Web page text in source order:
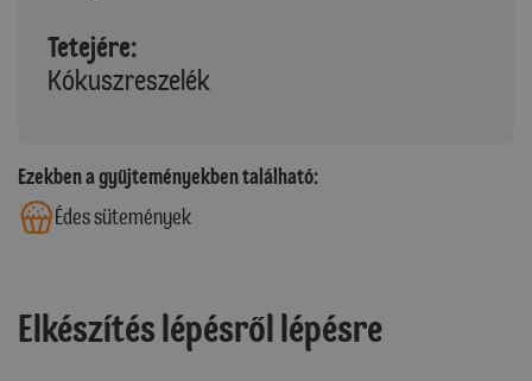
Tetejére:
Kókuszreszelék
Ezekben a gyűjteményekben található:
Édes sütemények
Elkészítés lépésről lépésre